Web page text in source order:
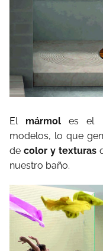
El mármoles el
modelos, lo que
de color y texturas
nuestro baño.